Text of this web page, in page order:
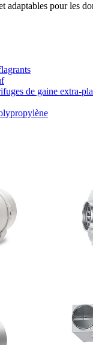
adaptables pour les
de gaine extra-